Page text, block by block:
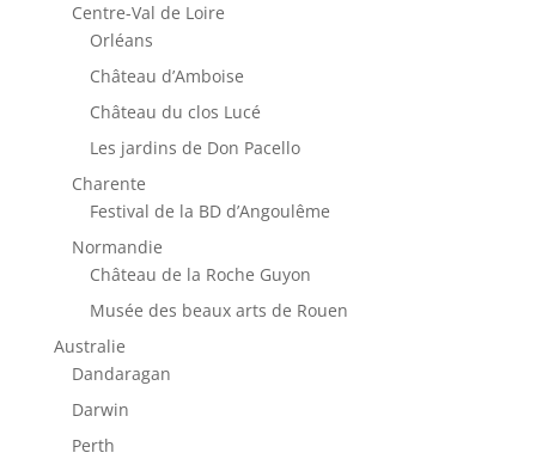
Centre-Val de Loire
Orléans
Château d’Amboise
Château du clos Lucé
Les jardins de Don Pacello
Charente
Festival de la BD d’Angoulême
Normandie
Château de la Roche Guyon
Musée des beaux arts de Rouen
Australie
Dandaragan
Darwin
Perth